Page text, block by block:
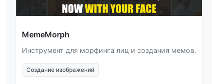
MemeMorph
Инструмент для морфинга лиц и создания мемов.
Создание изображений